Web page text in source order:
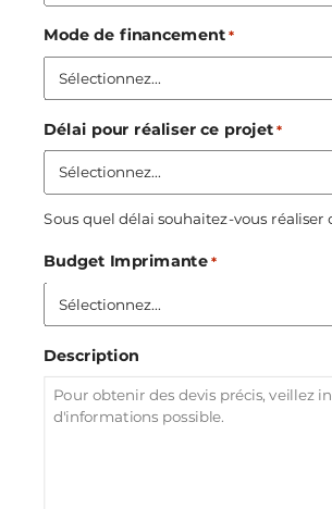
Mode de financement *
Délai pour réaliser ce projet *
Sous quel délai souhaitez-vous réaliser
Budget Imprimante *
Description